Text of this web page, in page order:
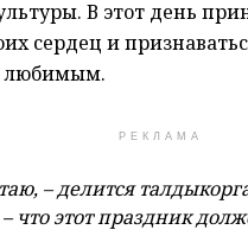
В этот день
сердец и
любимым.
РЕКЛАМА
– делится
что этот праздник